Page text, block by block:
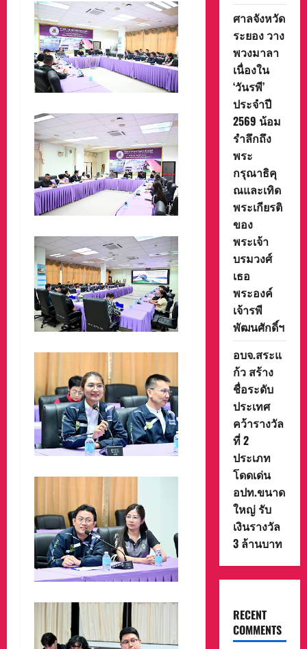
ศาลจังหวัด
ระยอง วาง
พวงมาลา
เนื่องใน
‘วันรพี’
ประจำปี
2569 น้อม
รำลึกถึง
พระ
กรุณาธิคุ
ณและเทิด
พระเกียรติ
ของ
พระเจ้า
บรมวงศ์
เธอ
พระองค์
เจ้ารพี
พัฒนศักดิ์ฯ
อบจ.สระแ
ก้ว สร้าง
ชื่อระดับ
ประเทศ
คว้ารางวัล
ที่ 2
ประเภท
โดดเด่น
อปท.ขนาด
ใหญ่ รับ
เงินรางวัล
3 ล้านบาท
RECENT
COMMENTS